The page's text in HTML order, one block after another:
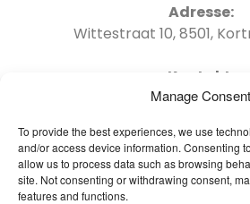
Manage Consent
To provide the best experiences, we use
and/or access device information. Consenting
allow us to process data such as browsing
site. Not consenting or withdrawing consent,
features and functions.
Adresse:
Wittestraat 10, 8501,
Kontakt:
Tel : +32 56 41 06 04 Email